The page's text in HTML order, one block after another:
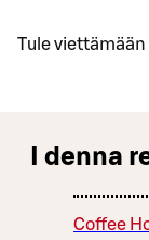
Tule
I denna
Coffee